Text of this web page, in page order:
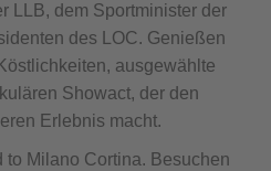
LLB, dem Sportminister der
des LOC. Genießen
ausgewählte
Showact, der den
Erlebnis macht.
to Milano Cortina. Besuchen